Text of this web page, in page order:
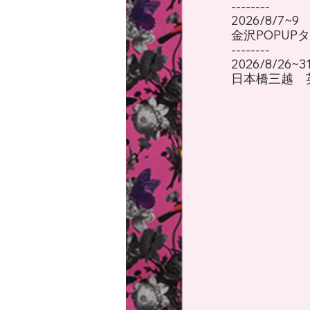
--------​
2026/8/7~9
金沢POPUP
--------​
2026/8/26~31
日本橋三越